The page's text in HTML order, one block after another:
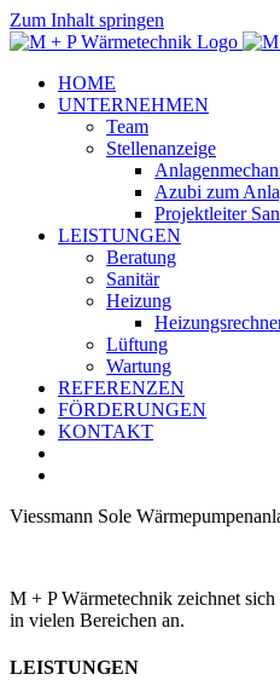
Zum Inhalt springen
HOME
UNTERNEHMEN
Team
Stellenanzeige
Azubi zum
Projektleiter
LEISTUNGEN
Beratung
Sanitär
Heizung
Lüftung
Wartung
REFERENZEN
FÖRDERUNGEN
KONTAKT
Viessmann Sole
M + P Wärmetechnik zeichnet
in vielen Bereichen an.
LEISTUNGEN